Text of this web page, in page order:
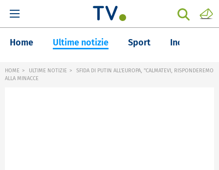
Home Ultime notizie Sport Inchieste
HOME ULTIME NOTIZIE
SFIDA DI PUTIN ALL'EUROPA, "CALMATEVI, RISPONDEREMO
ALLA MINACCE